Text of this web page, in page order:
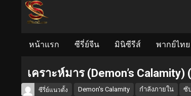
หน้าแรก ซีรี่ย์จีน มินิซีรีส์ พากย์ไทย
เคราะห์มาร (Demon’s
ซีรี่ย์แนวตั้ง Demon's Calamity กำลังภายใน ซั